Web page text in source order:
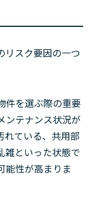
リスク要因の一つ
件を選ぶ際の重要
ンテナンス状況が
れている、共用部
雑といった状態で
能性が高まりま